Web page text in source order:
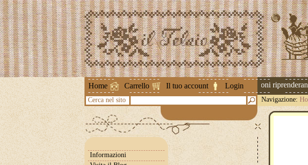
Home Carrello Il tuo account Login
Attenzione ! Le spedizioni
Cerca nel sito Navigazione:
Informazioni